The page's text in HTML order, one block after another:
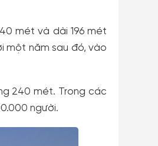
mét và dài 196 mét
một năm sau đó, vào
240 mét. Trong các
người.